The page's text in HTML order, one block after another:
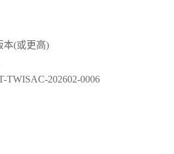
本(或更高)
TWISAC-202602-0006